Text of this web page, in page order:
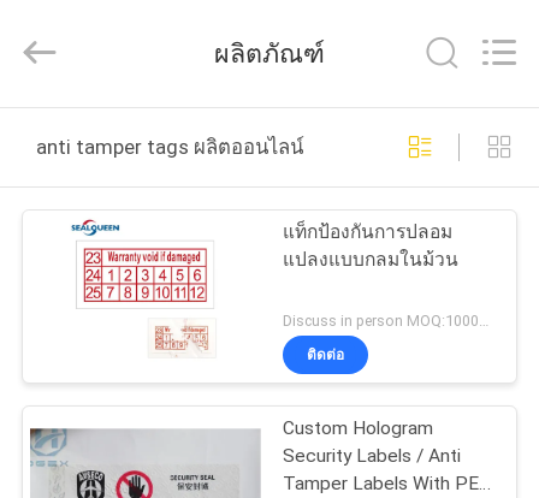
บ้าน
สินค้า
กับ
เรา
Packing
Material
All
ผลิตภัณฑ์
anti tamper tags ผลิตออนไลน์
แท็กป้องกันการปลอม
แปลงแบบกลมในม้วน
Discuss in person MOQ:1000pcs
ติดต่อ
Custom Hologram
Security Labels / Anti
Tamper Labels With PET